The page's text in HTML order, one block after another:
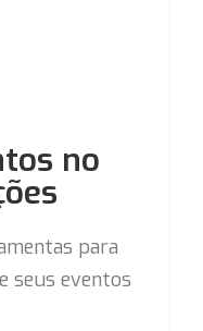
no
para
seus eventos